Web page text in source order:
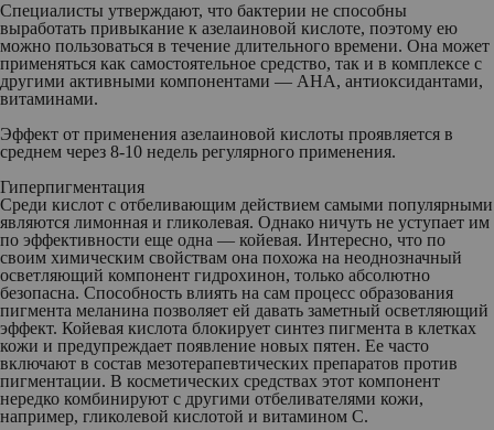
Специалисты утверждают, что бактерии не способны
выработать привыкание к азелаиновой кислоте, поэтому ею
можно пользоваться в течение длительного времени. Она может
применяться как самостоятельное средство, так и в комплексе с
другими активными компонентами — AHA, антиоксидантами,
витаминами.
Эффект от применения азелаиновой кислоты проявляется в
среднем через 8-10 недель регулярного применения.
Гиперпигментация
Среди кислот с отбеливающим действием самыми популярными
являются лимонная и гликолевая. Однако ничуть не уступает им
по эффективности еще одна — койевая. Интересно, что по
своим химическим свойствам она похожа на неоднозначный
осветляющий компонент гидрохинон, только абсолютно
безопасна. Способность влиять на сам процесс образования
пигмента меланина позволяет ей давать заметный осветляющий
эффект. Койевая кислота блокирует синтез пигмента в клетках
кожи и предупреждает появление новых пятен. Ее часто
включают в состав мезотерапевтических препаратов против
пигментации. В косметических средствах этот компонент
нередко комбинируют с другими отбеливателями кожи,
например, гликолевой кислотой и витамином С.